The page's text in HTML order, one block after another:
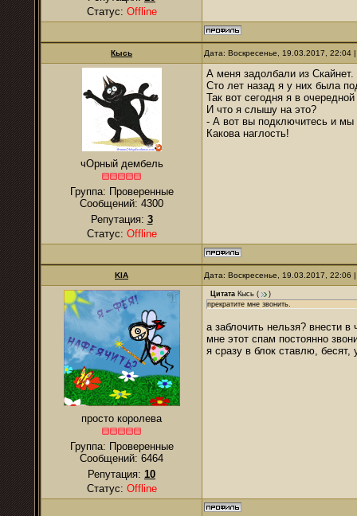
Статус: Offline
Кысь Дата: Воскресенье, 19.03.2017,
чОрный дембель
Группа: Проверенные
Сообщений: 4300
Репутация: 3
Статус: Offline
А меня задолбали из Скайнет.
Сто лет назад я у них была
Так вот сегодня я в
И что я слышу на это?
- А вот вы подключитесь и мы
Какова наглость!
KIA Дата: Воскресенье, 19.03.2017,
просто королева
Группа: Проверенные
Сообщений: 6464
Репутация: 10
Статус: Offline
Цитата Кысь (
)
прекратите мне звонить.
а заблочить нельзя? внести в
мне этот спам постоянно
я сразу в блок ставлю, бесят,